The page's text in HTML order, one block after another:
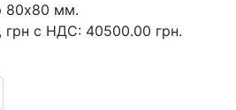
80х80 мм.
, грн с НДС: 40500.00 грн.